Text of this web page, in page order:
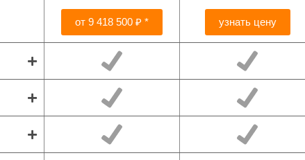
от 9 418 500 ₽ * узнать цену